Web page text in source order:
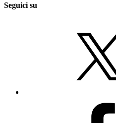
Seguici su